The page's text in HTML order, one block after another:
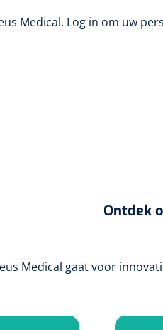
Medical. Log in om uw
Ontdek
Medical gaat voor